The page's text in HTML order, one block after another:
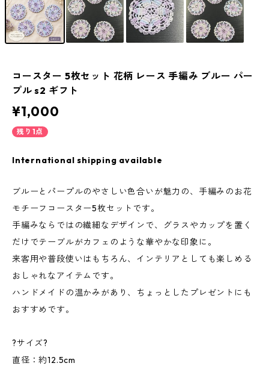
コースター 5枚セット 花柄 レース 手編み ブルー パー
プル s2 ギフト
¥1,000
残り1点
International shipping available
ブルーとパープルのやさしい色合いが魅力の、手編みのお花
モチーフコースター5枚セットです。
手編みならではの繊細なデザインで、グラスやカップを置く
だけでテーブルがカフェのような華やかな印象に。
来客用や普段使いはもちろん、インテリアとしても楽しめる
おしゃれなアイテムです。
ハンドメイドの温かみがあり、ちょっとしたプレゼントにも
おすすめです。
?サイズ?
直径：約12.5cm